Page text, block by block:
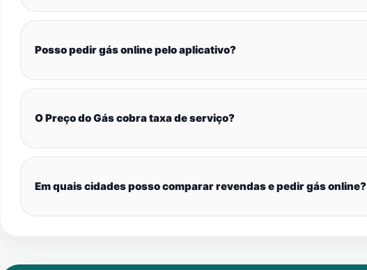
Posso pedir gás online pelo aplicativo?
O Preço do Gás cobra taxa de serviço?
Em quais cidades posso comparar revendas e pedir gás online?